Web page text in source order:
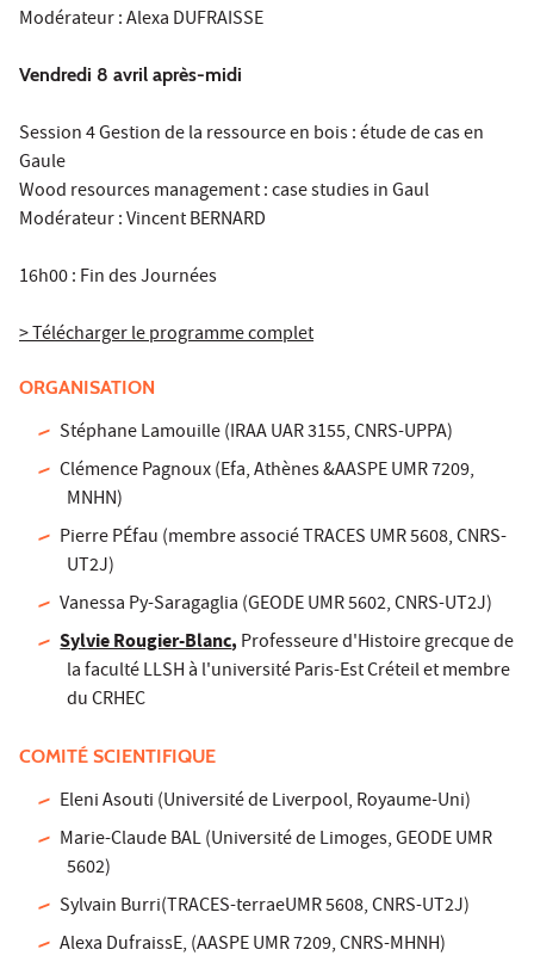
Modérateur : Alexa DUFRAISSE
Vendredi 8 avril après-midi
Session 4 Gestion de la ressource en bois : étude de cas en
Gaule
Wood resources management : case studies in Gaul
Modérateur : Vincent BERNARD
16h00 : Fin des Journées
> Télécharger le programme complet
ORGANISATION
Stéphane Lamouille (IRAA UAR 3155, CNRS-UPPA)
Clémence Pagnoux (Efa, Athènes &AASPE UMR 7209,
MNHN)
Pierre PÉfau (membre associé TRACES UMR 5608, CNRS-
UT2J)
Vanessa Py-Saragaglia (GEODE UMR 5602, CNRS-UT2J)
Sylvie Rougier-Blanc, Professeure d'Histoire grecque de
la faculté LLSH à l'université Paris-Est Créteil et membre
du CRHEC
COMITÉ SCIENTIFIQUE
Eleni Asouti (Université de Liverpool, Royaume-Uni)
Marie-Claude BAL (Université de Limoges, GEODE UMR
5602)
Sylvain Burri(TRACES-terraeUMR 5608, CNRS-UT2J)
Alexa DufraissE, (AASPE UMR 7209, CNRS-MHNH)